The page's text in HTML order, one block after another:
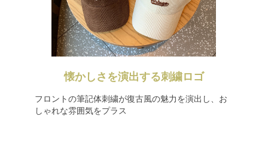
懐かしさを演出する刺繍ロゴ
フロントの筆記体刺繍が復古風の魅力を演出し、お
しゃれな雰囲気をプラス